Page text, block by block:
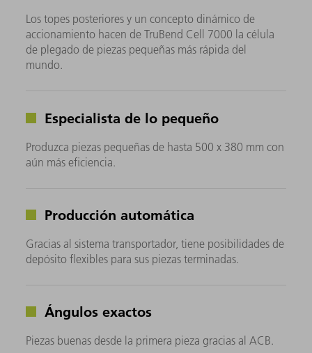
Los topes posteriores y un concepto dinámico de
accionamiento hacen de TruBend Cell 7000 la célula
de plegado de piezas pequeñas más rápida del
mundo.
Especialista de lo pequeño
Produzca piezas pequeñas de hasta 500 x 380 mm con
aún más eficiencia.
Producción automática
Gracias al sistema transportador, tiene posibilidades de
depósito flexibles para sus piezas terminadas.
Ángulos exactos
Piezas buenas desde la primera pieza gracias al ACB.